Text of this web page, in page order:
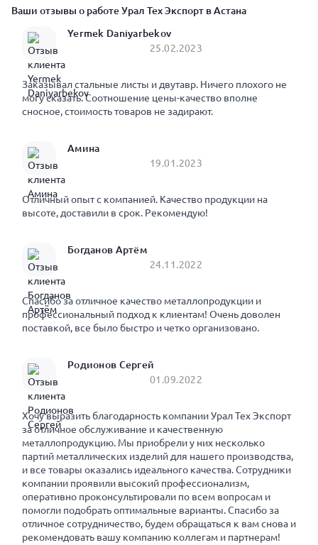
Ваши отзывы о работе Урал Тех Экспорт в Астана
Yermek Daniyarbekov
25.02.2023
Заказывал стальные листы и двутавр. Ничего плохого не
могу сказать. Соотношение цены-качество вполне
сносное, стоимость товаров не задирают.
Амина
19.01.2023
Отличный опыт с компанией. Качество продукции на
высоте, доставили в срок. Рекомендую!
Богданов Артём
24.11.2022
Спасибо за отличное качество металлопродукции и
профессиональный подход к клиентам! Очень доволен
поставкой, все было быстро и четко организовано.
Родионов Сергей
01.09.2022
Хочу выразить благодарность компании Урал Тех Экспорт
за отличное обслуживание и качественную
металлопродукцию. Мы приобрели у них несколько
партий металлических изделий для нашего производства,
и все товары оказались идеального качества. Сотрудники
компании проявили высокий профессионализм,
оперативно проконсультировали по всем вопросам и
помогли подобрать оптимальные варианты. Спасибо за
отличное сотрудничество, будем обращаться к вам снова и
рекомендовать вашу компанию коллегам и партнерам!